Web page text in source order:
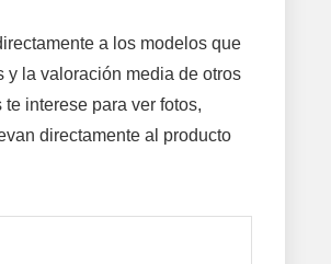
a los modelos que
y la valoración media de otros
interese para ver fotos,
directamente al producto